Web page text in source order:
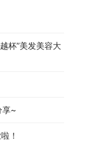
杯”美发美容大
享~
！